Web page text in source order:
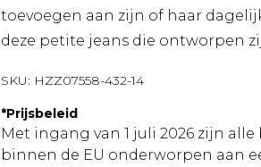
toevoegen aan zijn of haar
deze petite jeans die ontworpen
SKU: HZZ07558-432-14
*Prijsbeleid
Met ingang van 1 juli 2026 zijn
binnen de EU onderworpen aan